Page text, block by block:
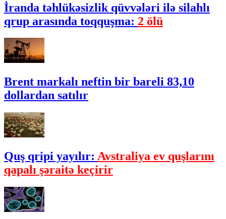
İranda təhlükəsizlik qüvvələri ilə silahlı
qrup arasında toqquşma: 2 ölü
Brent markalı neftin bir bareli 83,10
dollardan satılır
Quş qripi yayılır: Avstraliya ev quşlarını
qapalı şəraitə keçirir